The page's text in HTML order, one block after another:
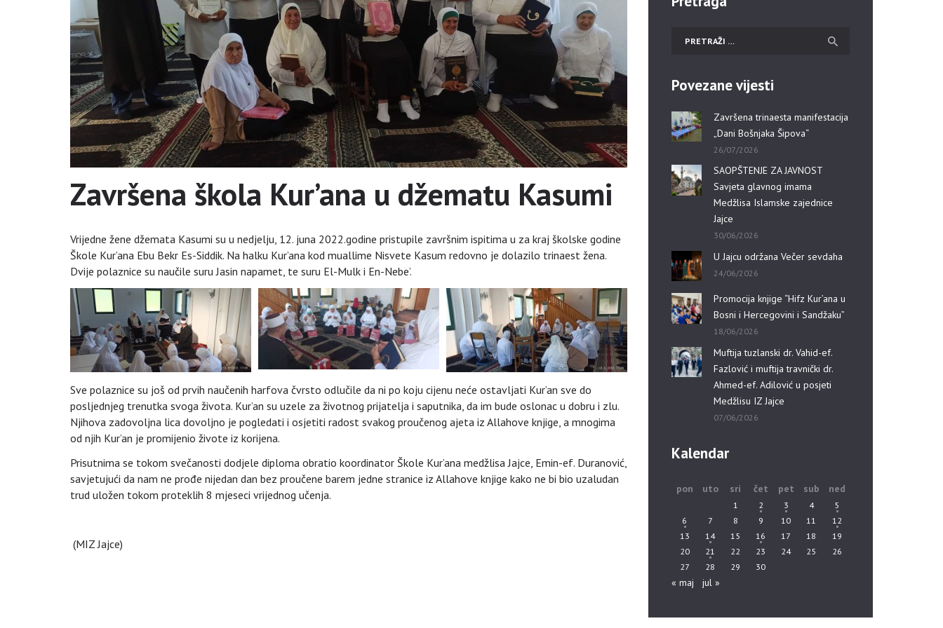
Završena škola Kur’ana u džematu Kasumi
Vrijedne žene džemata Kasumi su u nedjelju, 12. juna 2022.godine pristupile završnim ispitima u za kraj školske godine
Škole Kur’ana Ebu Bekr Es-Siddik. Na halku Kur’ana kod muallime Nisvete Kasum redovno je dolazilo trinaest žena.
Dvije polaznice su naučile suru Jasin napamet, te suru El-Mulk i En-Nebe’.
Sve polaznice su još od prvih naučenih harfova čvrsto odlučile da ni po koju cijenu neće ostavljati Kur’an sve do
posljednjeg trenutka svoga života. Kur’an su uzele za životnog prijatelja i saputnika, da im bude oslonac u dobru i zlu.
Njihova zadovoljna lica dovoljno je pogledati i osjetiti radost svakog proučenog ajeta iz Allahove knjige, a mnogima
od njih Kur’an je promijenio živote iz korijena.
Prisutnima se tokom svečanosti dodjele diploma obratio koordinator Škole Kur’ana medžlisa Jajce, Emin-ef. Duranović,
savjetujući da nam ne prođe nijedan dan bez proučene barem jedne stranice iz Allahove knjige kako ne bi bio uzaludan
trud uložen tokom proteklih 8 mjeseci vrijednog učenja.
(MIZ Jajce)
Povezane vijesti
Završena trinaesta manifestacija
„Dani Bošnjaka Šipova“
26/07/2026
SAOPŠTENJE ZA JAVNOST
Savjeta glavnog imama
Medžlisa Islamske zajednice
Jajce
30/06/2026
U Jajcu održana Večer sevdaha
24/06/2026
Promocija knjige “Hifz Kur’ana u
Bosni i Hercegovini i Sandžaku”
18/06/2026
Muftija tuzlanski dr. Vahid-ef.
Fazlović i muftija travnički dr.
Ahmed-ef. Adilović u posjeti
Medžlisu IZ Jajce
07/06/2026
Kalendar
pon uto sri čet pet sub ned
1 2 3 4
5
6
7 8 9 10 11
12
13
14 15 16 17 18
19
20
21 22 23 24 25
26
27
28 29 30
« maj jul »